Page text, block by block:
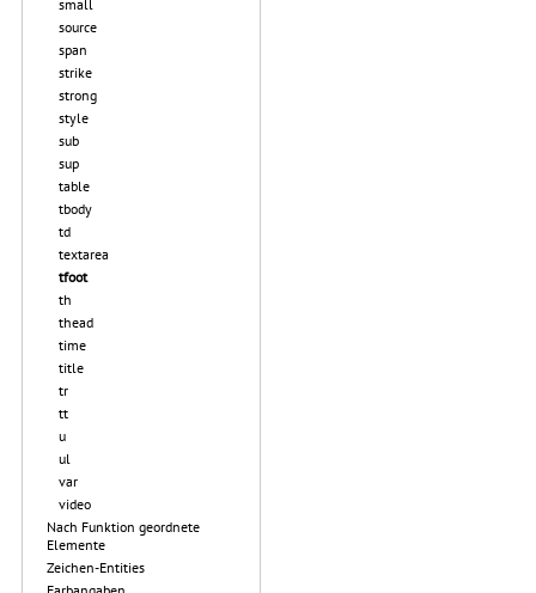
small
source
span
strike
strong
style
sub
sup
table
tbody
td
textarea
tfoot
th
thead
time
title
tr
tt
u
ul
var
video
Nach Funktion geordnete
Elemente
Zeichen-Entities